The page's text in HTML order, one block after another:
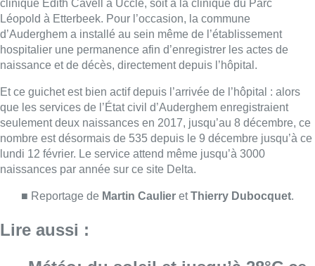
■ Reportage deMartin Caulieret Thierry Dubocquet
Lire aussi :
samedi, l’avertissement jaune à la
chaleur activé